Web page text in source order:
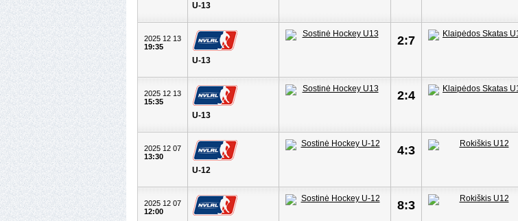
U-13
2025 12 13
19:35
U-13
2:7
2025 12 13
15:35
U-13
2:4
2025 12 07
13:30
U-12
4:3
2025 12 07
12:00
8:3